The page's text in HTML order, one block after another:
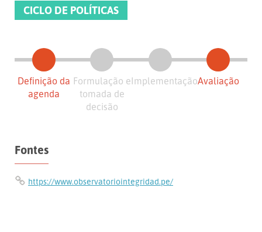
CICLO DE POLÍTICAS
Definição da
agenda
Formulação e
tomada de
decisão
ImplementaçãoAvaliação
Fontes
https://www.observatoriointegridad.pe/